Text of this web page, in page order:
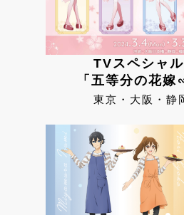
TVスペシャ
「五等分の花
東京・大阪・静